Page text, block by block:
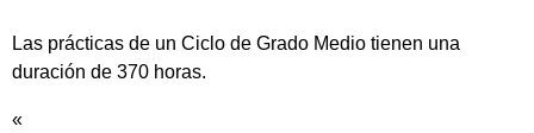
Las prácticas de un Ciclo de Grado Medio tienen una
duración de 370 horas.
«